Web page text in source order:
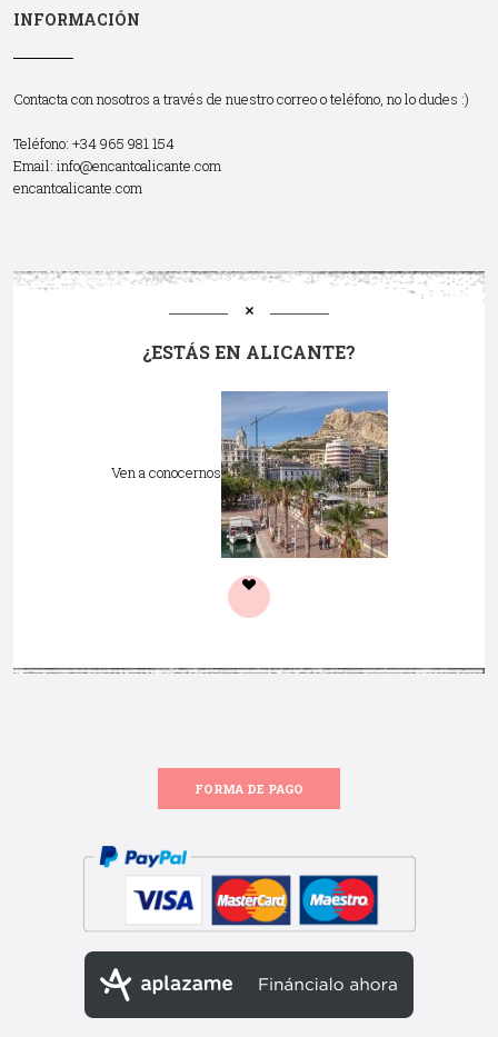
INFORMACIÓN
Contacta con nosotros a través de nuestro correo o teléfono, no lo dudes :)
Teléfono: +34 965 981 154
Email: info@encantoalicante.com
encantoalicante.com
¿ESTÁS EN ALICANTE?
Ven a conocernos
FORMA DE PAGO